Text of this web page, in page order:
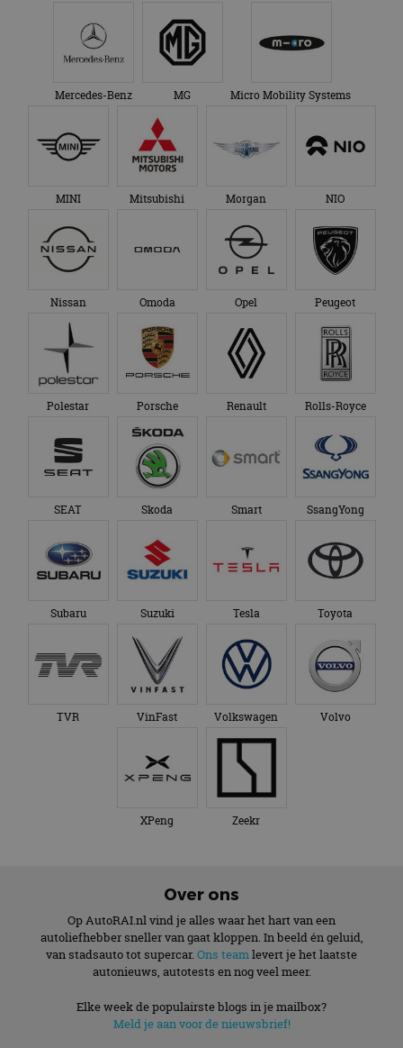
Mercedes-Benz MG Micro Mobility Systems
MINI Mitsubishi Morgan NIO
Nissan Omoda Opel Peugeot
Polestar Porsche Renault Rolls-Royce
SEAT Skoda Smart SsangYong
Subaru Suzuki Tesla Toyota
TVR VinFast Volkswagen Volvo
XPeng Zeekr
Over ons
Op AutoRAI.nl vind je alles waar het hart van een
autoliefhebber sneller van gaat kloppen. In beeld én geluid,
van stadsauto tot supercar. Ons teamlevert je het laatste
autonieuws, autotests en nog veel meer.
Elke week de populairste blogs in je mailbox?
Meld je aan voor de nieuwsbrief!